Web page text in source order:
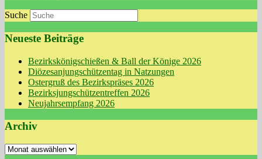
Suche
Neueste Beiträge
Bezirkskönigschießen & Ball der Könige 2026
Diözesanjungschützentag in Natzungen
Ostergruß des Bezirkspräses 2026
Bezirksjungschützentreffen 2026
Neujahrsempfang 2026
Archiv
Archiv